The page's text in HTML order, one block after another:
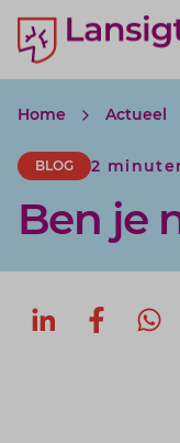
Lansigt
search website
Home Actueel
BLOG 2
Ben je
Deel opDeel op